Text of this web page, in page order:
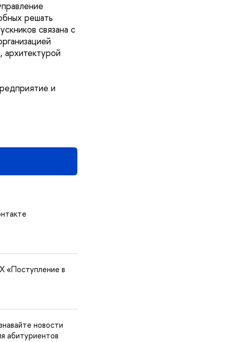
решать
связана с
архитектурой
и
«Поступление в
новости
абитуриентов